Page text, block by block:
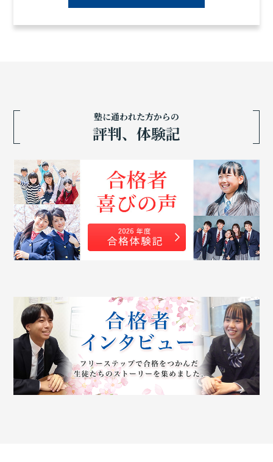
塾に通われた方からの
評判、体験記